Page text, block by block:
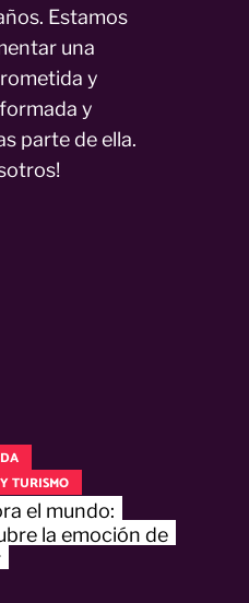
Estamos
una
y
y
parte de ella.
TURISMO
el mundo:
la emoción de